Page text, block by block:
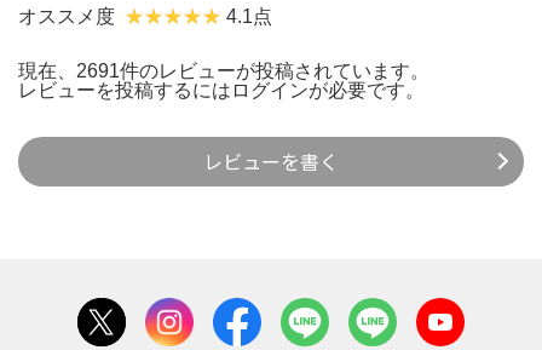
オススメ度 4.1点
現在、2691件のレビューが投稿されています。
レビューを投稿するには ログインが必要です。
レビューを書く